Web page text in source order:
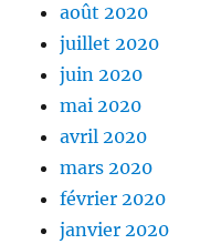
août 2020
juillet 2020
juin 2020
mai 2020
avril 2020
mars 2020
février 2020
janvier 2020